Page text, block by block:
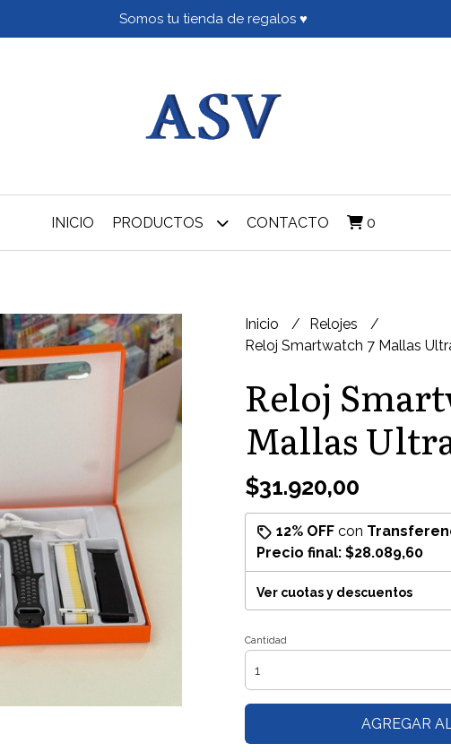
Somos tu tienda de regalos ♥
INICIO PRODUCTOS CONTACTO 0
Inicio
Relojes
Reloj Smartwatch 7 Mallas
Reloj
Mallas
$31.920,00
12% OFF con
Precio final: $28.089,60
Ver cuotas y descuentos
Cantidad
AGREGAR